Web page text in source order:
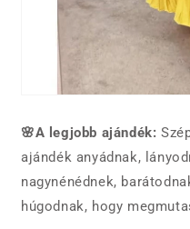
🌸A legjobb ajándék:
ajándék anyádnak,
nagynénédnek,
húgodnak, hogy